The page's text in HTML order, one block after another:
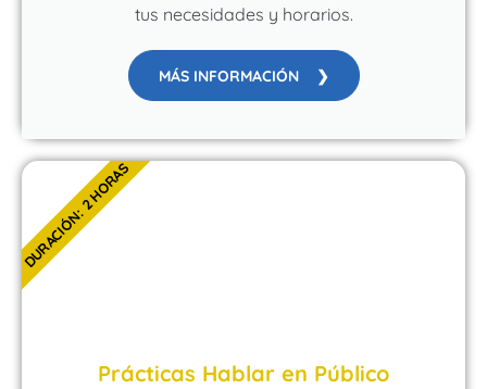
tus necesidades y horarios.
MÁS INFORMACIÓN ❯
Prácticas Hablar en Público​
DURACIÓN: 2 HORAS